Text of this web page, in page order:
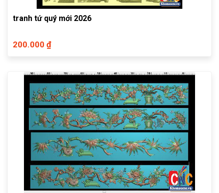
tranh tứ quý mới 2026
200.000 ₫